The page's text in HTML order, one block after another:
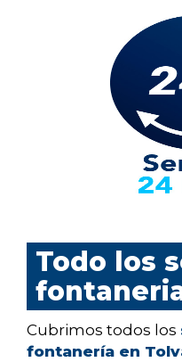
Todo los
Cubrimos todos los
fontanería en